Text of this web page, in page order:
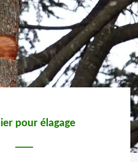
pour élagage